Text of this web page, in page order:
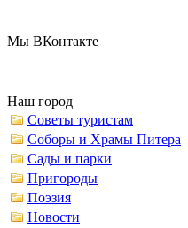
Мы ВКонтакте
Наш город
Советы туристам
Соборы и Храмы Питера
Сады и парки
Пригороды
Поэзия
Новости